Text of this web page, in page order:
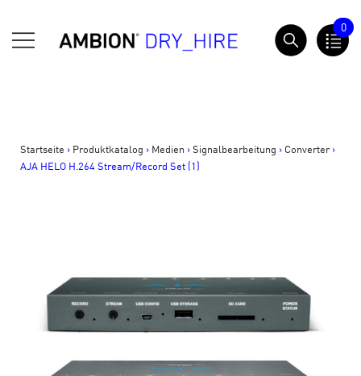
zum
Inhalt
AMBION Dry Hire
0
Startseite > Produktkatalog > Medien >Signalbearbeitung > Converter>
AJA HELO H.264 Stream/Record Set (1)